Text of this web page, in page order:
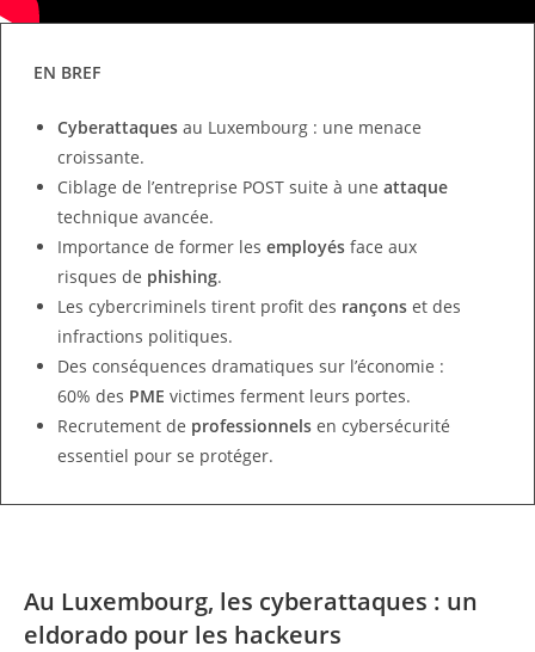
EN BREF
Cyberattaques au Luxembourg : une menace
croissante.
Ciblage de l’entreprise POST suite à une attaque
technique avancée.
Importance de former les employés face aux
risques de phishing.
Les cybercriminels tirent profit des rançons et des
infractions politiques.
Des conséquences dramatiques sur l’économie :
60% des PME victimes ferment leurs portes.
Recrutement de professionnels en cybersécurité
essentiel pour se protéger.
Au Luxembourg, les cyberattaques : un
eldorado pour les hackeurs